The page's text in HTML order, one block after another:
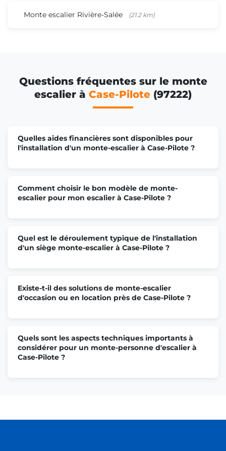
Monte escalier Rivière-Salée (21.2 km)
Questions fréquentes sur le monte
escalier à Case-Pilote (97222)
Quelles aides financières sont disponibles pour
l'installation d'un monte-escalier à Case-Pilote ?
Comment choisir le bon modèle de monte-
escalier pour mon escalier à Case-Pilote ?
Quel est le déroulement typique de l'installation
d'un siège monte-escalier à Case-Pilote ?
Existe-t-il des solutions de monte-escalier
d'occasion ou en location près de Case-Pilote ?
Quels sont les aspects techniques importants à
considérer pour un monte-personne d'escalier à
Case-Pilote ?